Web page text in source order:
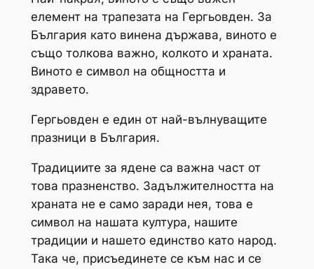
елемент на трапезата на Гергьовден. За
България като винена държава, виното е
също толкова важно, колкото и храната.
Виното е символ на общността и
здравето.
Гергьовден е един от най-вълнуващите
празници в България.
Традициите за ядене са важна част от
това празненство. Задължителността на
храната не е само заради нея, това е
символ на нашата култура, нашите
традиции и нашето единство като народ.
Така че, присъединете се към нас и се